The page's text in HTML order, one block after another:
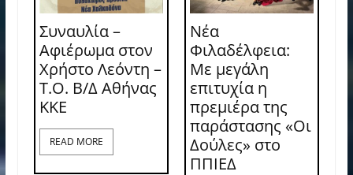
Συναυλία –
Αφιέρωμα στον
Χρήστο Λεόντη –
Τ.Ο. Β/Δ Αθήνας
ΚΚΕ
READ MORE
Νέα
Φιλαδέλφεια:
Με μεγάλη
επιτυχία η
πρεμιέρα της
παράστασης «Οι
Δούλες» στο
ΠΠΙΕΔ